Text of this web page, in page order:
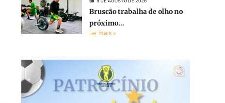
Bruscão trabalha de olho no
próximo...
Ler mais »